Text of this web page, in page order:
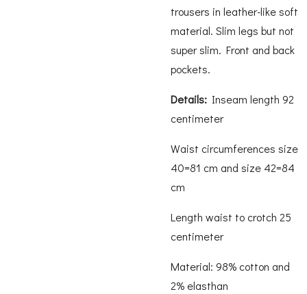
trousers in leather-like soft
material. Slim legs but not
super slim. Front and back
pockets.
Details: Inseam length 92
centimeter
Waist circumferences size
40=81 cm and size 42=84
cm
Length waist to crotch 25
centimeter
Material: 98% cotton and
2% elasthan